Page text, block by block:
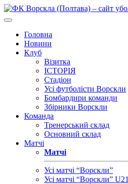
Головна
Новини
Клуб
Візитка
ІСТОРІЯ
Стадіон
Усі футболісти Ворскли
Бомбардири команди
Збірники Ворскли
Команда
Тренерський склад
Основний склад
Матчі
Матчі
Усі матчі “Ворскли”
Усі матчі “Ворскли” U21